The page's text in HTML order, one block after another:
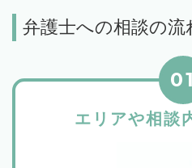
弁護士への相談の流
エリアや相談
01